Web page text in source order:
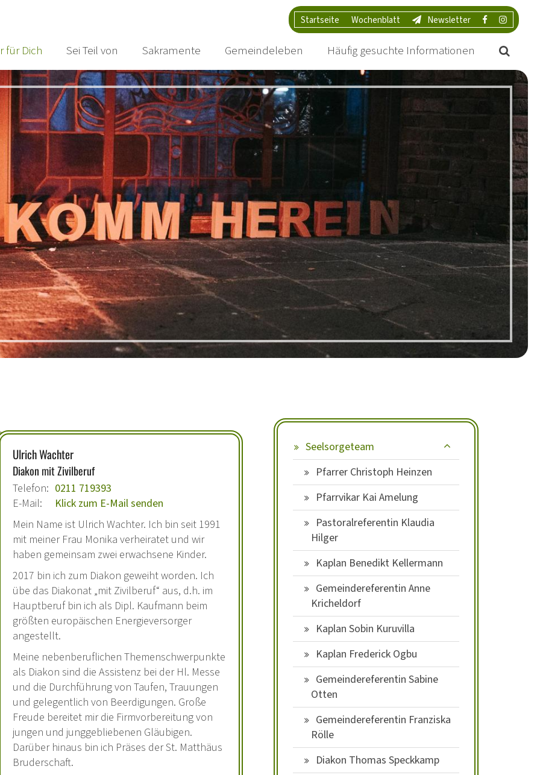
Startseite Wochenblatt Newsletter
für Dich Sei Teil von Sakramente Gemeindeleben Häufig gesuchte Informationen
UlrichWachter
Diakon mit Zivilberuf
Telefon: 0211 719393
E-Mail:
Klick zum E-Mail senden
Mein Name ist Ulrich Wachter. Ich bin seit 1991
mit meiner Frau Monika verheiratet und wir
haben gemeinsam zwei erwachsene Kinder.
2017 bin ich zum Diakon geweiht worden. Ich
übe das Diakonat „mit Zivilberuf“ aus, d.h. im
Hauptberuf bin ich als Dipl. Kaufmann beim
größten europäischen Energieversorger
angestellt.
Meine nebenberuflichen Themenschwerpunkte
als Diakon sind die Assistenz bei der Hl. Messe
und die Durchführung von Taufen, Trauungen
und gelegentlich von Beerdigungen. Große
Freude bereitet mir die Firmvorbereitung von
jungen und junggebliebenen Gläubigen.
Darüber hinaus bin ich Präses der St. Matthäus
Bruderschaft.
Seelsorgeteam
Pfarrer Christoph Heinzen
Pfarrvikar Kai Amelung
Pastoralreferentin Klaudia
Hilger
Kaplan Benedikt Kellermann
Gemeindereferentin Anne
Kricheldorf
Kaplan Sobin Kuruvilla
Kaplan Frederick Ogbu
Gemeindereferentin Sabine
Otten
Gemeindereferentin Franziska
Rölle
Diakon Thomas Speckkamp